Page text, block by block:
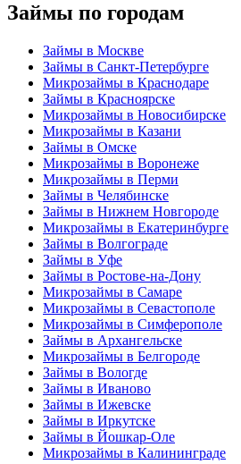
Займы по городам
Займы в Москве
Займы в Санкт-Петербурге
Микрозаймы в Краснодаре
Займы в Красноярске
Микрозаймы в Новосибирске
Микрозаймы в Казани
Займы в Омске
Микрозаймы в Воронеже
Микрозаймы в Перми
Займы в Челябинске
Займы в Нижнем Новгороде
Микрозаймы в Екатеринбурге
Займы в Волгограде
Займы в Уфе
Займы в Ростове-на-Дону
Микрозаймы в Самаре
Микрозаймы в Севастополе
Микрозаймы в Симферополе
Займы в Архангельске
Микрозаймы в Белгороде
Займы в Вологде
Займы в Иваново
Займы в Ижевске
Займы в Иркутске
Займы в Йошкар-Оле
Микрозаймы в Калининграде